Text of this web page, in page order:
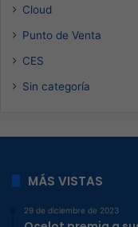
Cloud
Punto de Venta
CES
Sin categoría
MÁS VISTAS
29 de diciembre de 2023